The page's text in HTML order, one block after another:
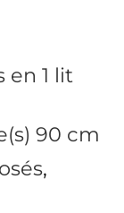
en 1 lit
90 cm